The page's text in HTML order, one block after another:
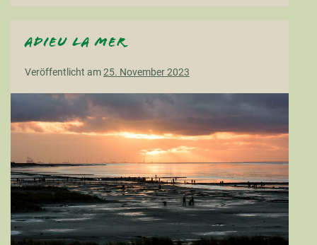
Adieu la mer
Veröffentlicht am25. November 2023
la
mer